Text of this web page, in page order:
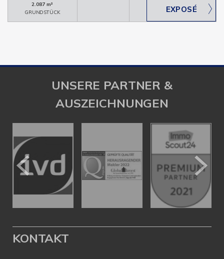
2.087 m²
GRUNDSTÜCK
UNSERE PARTNER &
AUSZEICHNUNGEN
KONTAKT